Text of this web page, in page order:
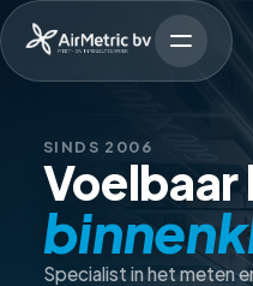
SINDS 2006
Specialist in het meten